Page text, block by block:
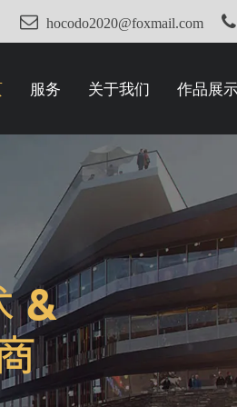
hocodo2020@foxmail.com
服务 关于我们 作品展
是我们一